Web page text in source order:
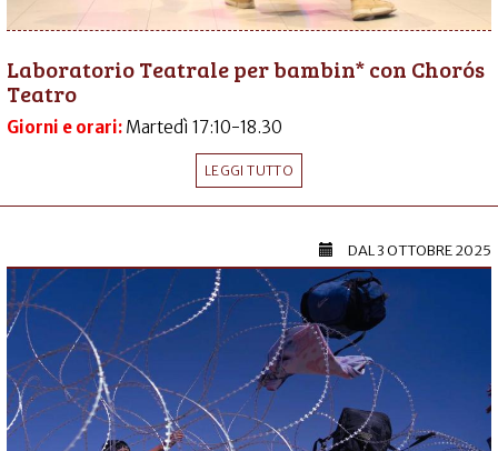
Laboratorio Teatrale per bambin* con Chorós
Teatro
Giorni e orari: Martedì 17:10-18.30
LEGGI TUTTO
DAL3 OTTOBRE 2025